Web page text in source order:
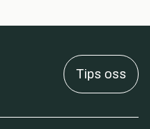
Tips oss